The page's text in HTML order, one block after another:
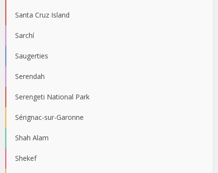
Santa Cruz Island
Sarchí
Saugerties
Serendah
Serengeti National Park
Sérignac-sur-Garonne
Shah Alam
Shekef